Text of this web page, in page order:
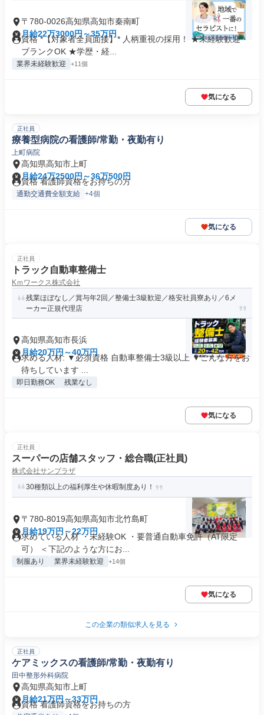
〒780-0026高知県高知市秦南町
月給22万3000円～35万円
資格 *【対象者全員面接】* 人柄重視の採用！ ★未経験歓迎・
ブランクOK ★学歴・経...
業界未経験歓迎 +11個
気になる
正社員
療養型病院の看護師/常勤・夜勤有り
上町病院
高知県高知市上町
月給24万2500円～36万500円
資格 看護師資格をお持ちの方
通勤交通費全額支給 +4個
気になる
正社員
トラック自動車整備士
Κｍワークス株式会社
残業ほぼなし／賞与年2回／整備士3級歓迎／格安社員寮あり／6メ
ーカー正規代理店
高知県高知市長浜
月給20万円～40万円
求める人材: ▼必須資格 自動車整備士3級以上 ▼こんな方をお
待ちしています ...
即日勤務OK 残業なし
気になる
正社員
スーパーの店舗スタッフ・総合職(正社員)
株式会社サンプラザ
30種類以上の福利厚生や休暇制度あり！
〒780-8019高知県高知市北竹島町
月給19万円～22万円
求めている人材 ・未経験OK ・要普通自動車免許（AT限定
可） ＜下記のような方にお...
制服あり 業界未経験歓迎 +14個
気になる
この企業の類似求人を見る
正社員
ケアミックスの看護師/常勤・夜勤有り
田中整形外科病院
高知県高知市上町
月給21万円～33万円
資格 看護師資格をお持ちの方